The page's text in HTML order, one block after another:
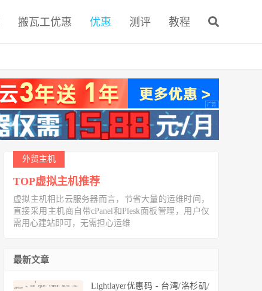
搬瓦工优惠 优惠 测评 教程
外贸主机
TOP虚拟主机推荐
虚拟主机相比云服务器而言，节省大量的运维时间，
直接采用主机商自带cPanel和Plesk面板管理，用户仅
需用心建站即可，无需担心运维
最新文章
Lightlayer优惠码 - 台湾/洛杉矶/